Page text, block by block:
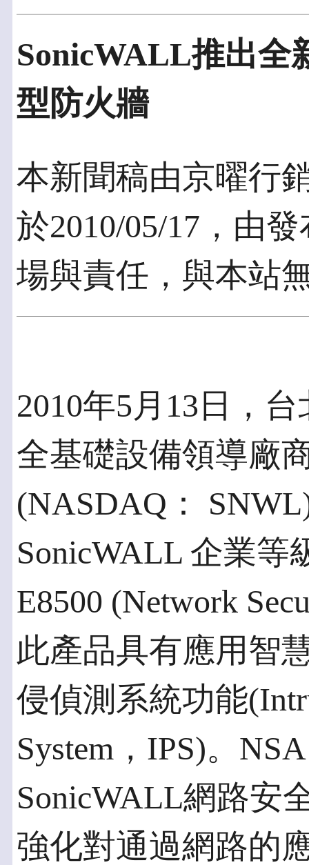
SonicWALL推出全
型防火牆
本新聞稿由京曜行
於2010/05/17，由
場與責任，與本站
2010年5月13日，
全基礎設備領導廠
(NASDAQ：
SonicWALL 企業等
E8500 (Network
此產品具有應用智
侵偵測系統功能
System，IPS)。
SonicWALL網路安
強化對通過網路的